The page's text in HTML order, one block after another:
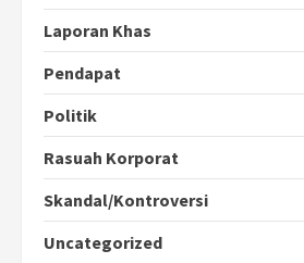
Laporan Khas
Pendapat
Politik
Rasuah Korporat
Skandal/Kontroversi
Uncategorized